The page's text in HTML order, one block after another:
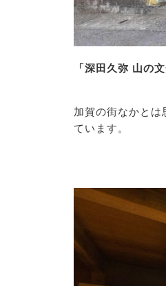
「深田久弥 山の
加賀の街なかとは
ています。